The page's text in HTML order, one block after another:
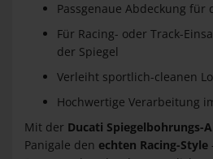
Passgenaue Abdeckung für
Für Racing- oder Track-
der Spiegel
Verleiht sportlich-cleanen
Hochwertige Verarbeitung
Mit der Ducati Spiegelbohrungs-
Panigale den echten Racing-Style